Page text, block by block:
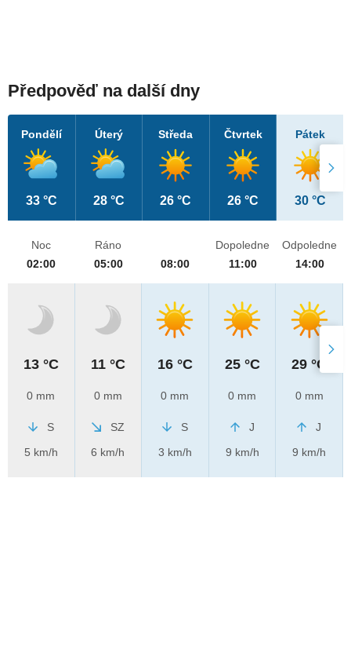
Předpověď na další dny
Pondělí
33 °C
Úterý
28 °C
Středa
26 °C
Čtvrtek
26 °C
Pátek
30 °C
Noc
02:00
13 °C
0 mm
S
5 km/h
Ráno
05:00
11 °C
0 mm
SZ
6 km/h
08:00
16 °C
0 mm
S
3 km/h
Dopoledne
11:00
25 °C
0 mm
J
9 km/h
Odpoledne
14:00
29 °C
0 mm
J
9 km/h